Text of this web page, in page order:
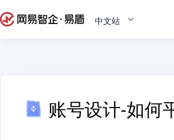
中文站
账号设计-如何